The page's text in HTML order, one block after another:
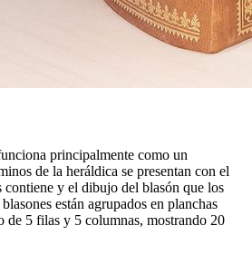
principalmente como un
de la heráldica se presentan con el
contiene y el dibujo del blasón que los
están agrupados en planchas
de 5 filas y 5 columnas, mostrando 20